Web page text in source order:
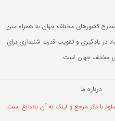
کشورهای مختلف جهان به همراه متن
یادگیری و تقویت قدرت شنیداری برای
مختلف جهان است.
درباره ما
با ذکر مرجع و لینک به آن بلامانع است.